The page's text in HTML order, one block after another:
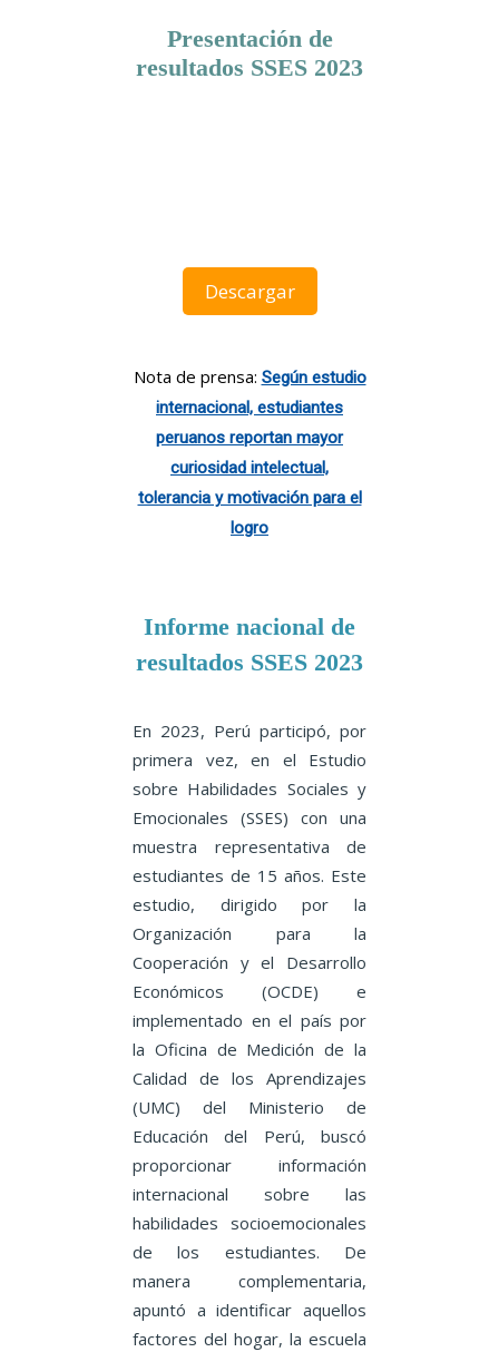
Presentación de
resultados SSES 2023
Descargar
Nota de prensa: Según estudio
internacional, estudiantes
peruanos reportan mayor
curiosidad intelectual,
tolerancia y motivación para el
logro
Informe nacional de
resultados SSES 2023
En 2023, Perú participó, por
primera vez, en el Estudio
sobre Habilidades Sociales y
Emocionales (SSES) con una
muestra representativa de
estudiantes de 15 años. Este
estudio, dirigido por la
Organización para la
Cooperación y el Desarrollo
Económicos (OCDE) e
implementado en el país por
la Oficina de Medición de la
Calidad de los Aprendizajes
(UMC) del Ministerio de
Educación del Perú, buscó
proporcionar información
internacional sobre las
habilidades socioemocionales
de los estudiantes. De
manera complementaria,
apuntó a identificar aquellos
factores del hogar, la escuela